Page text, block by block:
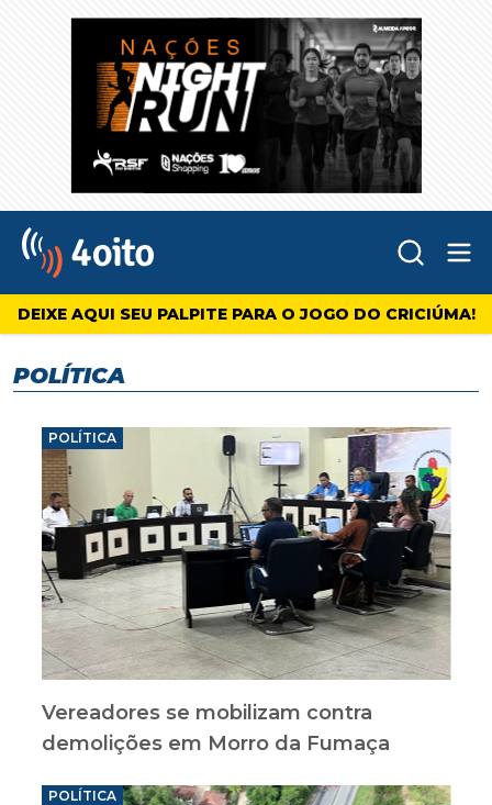
4oito
DEIXE AQUI SEU PALPITE PARA O JOGO DO CRICIÚMA!
POLÍTICA
POLÍTICA
Vereadores se mobilizam contra
demolições em Morro da Fumaça
POLÍTICA